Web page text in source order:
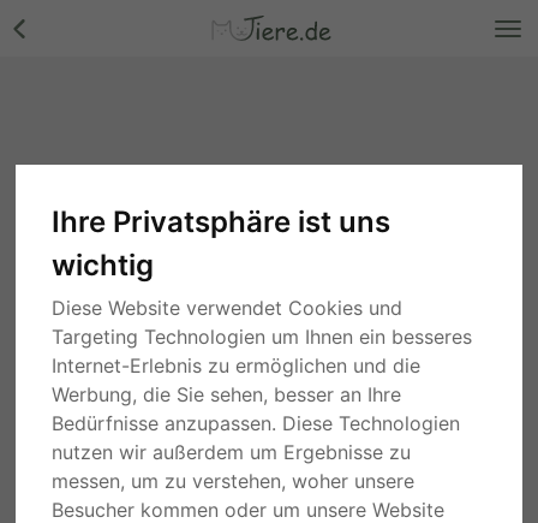
Ihre Privatsphäre ist uns
wichtig
Diese Website verwendet Cookies und
Targeting Technologien um Ihnen ein besseres
Internet-Erlebnis zu ermöglichen und die
Werbung, die Sie sehen, besser an Ihre
Bedürfnisse anzupassen. Diese Technologien
nutzen wir außerdem um Ergebnisse zu
messen, um zu verstehen, woher unsere
Besucher kommen oder um unsere Website